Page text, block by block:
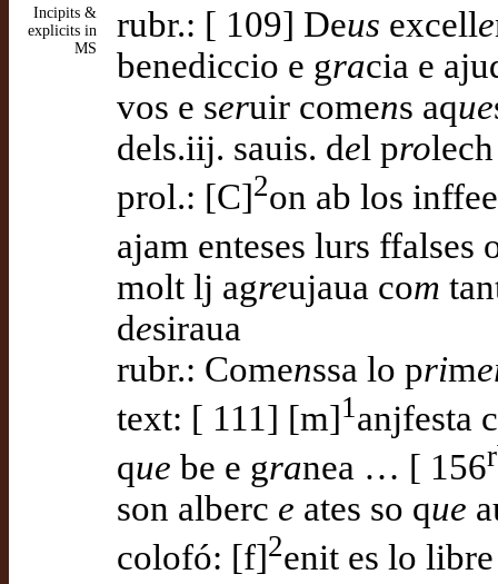
Incipits &
explicits in
MS
rubr.: [ 109] Deus excelle
benediccio e gracia e
vos e seruir comens aque
dels.iij. sauis. del prolech
prol.: [C]2on ab los
ajam enteses lurs ffalses
molt lj agreujaua com
desiraua
rubr.: Comenssa lo prim
text: [ 111] [m]1 anjfesta
que be e granea … [ 156
son alberc e ates so que
colofó: [f]2enit es lo